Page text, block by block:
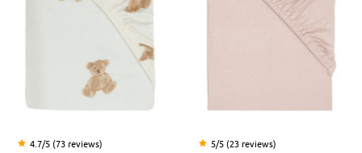
4.7/5 (73 reviews) 5/5 (23 reviews)